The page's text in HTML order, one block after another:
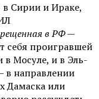
в Сирии и Ираке,
в РФ —
себя проигравшей
в Мосуле, и в Эль-
в направлении
Дамаска или